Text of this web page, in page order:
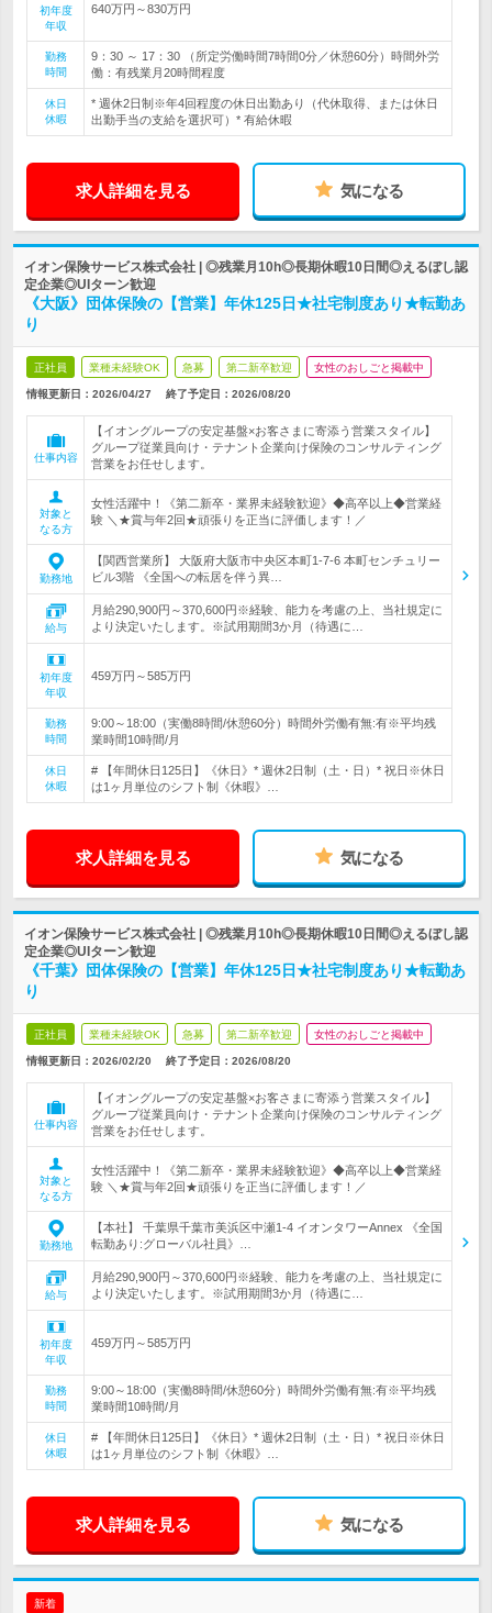
初年度
年収
640万円～830万円
勤務
時間
9：30 ～ 17：30 （所定労働時間7時間0分／休憩60分）時間外労
働：有残業月20時間程度
休日
休暇
* 週休2日制※年4回程度の休日出勤あり（代休取得、または休日
出勤手当の支給を選択可）* 有給休暇
求人詳細を見る 気になる
イオン保険サービス株式会社 | ◎残業月10h◎長期休暇10日間◎えるぼし認
定企業◎UIターン歓迎
《大阪》団体保険の【営業】年休125日★社宅制度あり★転勤あ
り
正社員 業種未経験OK 急募 第二新卒歓迎 女性のおしごと掲載中
情報更新日：2026/04/27 終了予定日： 2026/08/20
仕事内容
【イオングループの安定基盤×お客さまに寄添う営業スタイル】
グループ従業員向け・テナント企業向け保険のコンサルティング
営業をお任せします。
対象と
なる方
女性活躍中！《第二新卒・業界未経験歓迎》◆高卒以上◆営業経
験 ＼★賞与年2回★頑張りを正当に評価します！／
勤務地
【関西営業所】 大阪府大阪市中央区本町1-7-6 本町センチュリー
ビル3階 《全国への転居を伴う異…
給与
月給290,900円～370,600円※経験、能力を考慮の上、当社規定に
より決定いたします。※試用期間3か月（待遇に…
初年度
年収
459万円～585万円
勤務
時間
9:00～18:00（実働8時間/休憩60分）時間外労働有無:有※平均残
業時間10時間/月
休日
休暇
# 【年間休日125日】《休日》* 週休2日制（土・日）* 祝日※休日
は1ヶ月単位のシフト制《休暇》…
求人詳細を見る 気になる
イオン保険サービス株式会社 | ◎残業月10h◎長期休暇10日間◎えるぼし認
定企業◎UIターン歓迎
《千葉》団体保険の【営業】年休125日★社宅制度あり★転勤あ
り
正社員 業種未経験OK 急募 第二新卒歓迎 女性のおしごと掲載中
情報更新日：2026/02/20 終了予定日： 2026/08/20
仕事内容
【イオングループの安定基盤×お客さまに寄添う営業スタイル】
グループ従業員向け・テナント企業向け保険のコンサルティング
営業をお任せします。
対象と
なる方
女性活躍中！《第二新卒・業界未経験歓迎》◆高卒以上◆営業経
験 ＼★賞与年2回★頑張りを正当に評価します！／
勤務地
【本社】 千葉県千葉市美浜区中瀬1-4 イオンタワーAnnex 《全国
転勤あり:グローバル社員》…
給与
月給290,900円～370,600円※経験、能力を考慮の上、当社規定に
より決定いたします。※試用期間3か月（待遇に…
初年度
年収
459万円～585万円
勤務
時間
9:00～18:00（実働8時間/休憩60分）時間外労働有無:有※平均残
業時間10時間/月
休日
休暇
# 【年間休日125日】《休日》* 週休2日制（土・日）* 祝日※休日
は1ヶ月単位のシフト制《休暇》…
求人詳細を見る 気になる
新着